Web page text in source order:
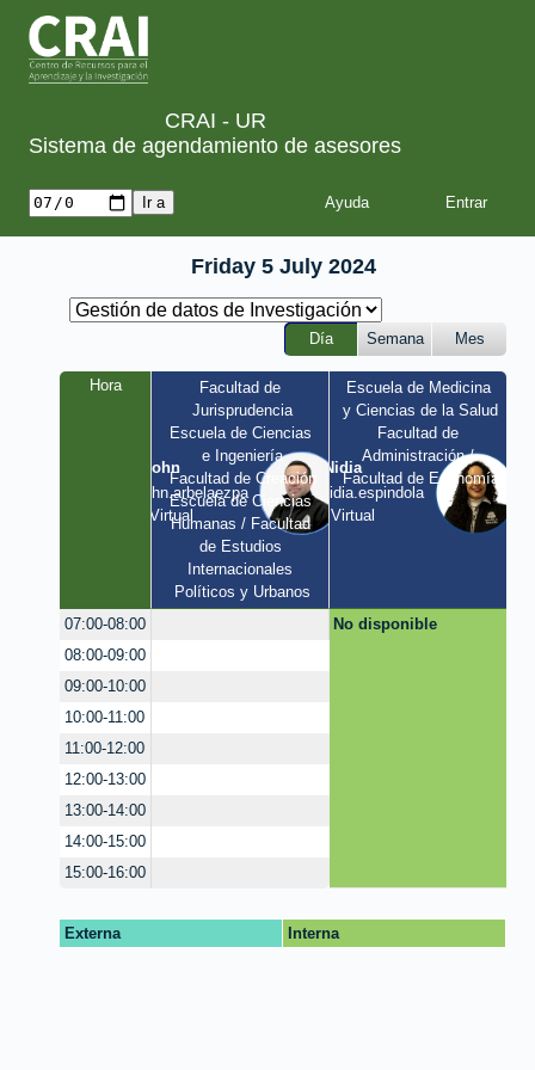
CRAI - UR
Sistema de agendamiento de asesores
Ayuda
Friday 5 July 2024
Día Semana Mes
Hora
John
john.arbelaezpa
/ Virtual
Facultad de
Jurisprudencia
Escuela de Ciencias
e Ingeniería
Facultad de Creación
Escuela de Ciencias
Humanas / Facultad
de Estudios
Internacionales
Políticos y Urbanos
Nidia
nidia.espindola
/ Virtual
Escuela de Medicina
y Ciencias de la Salud
Facultad de
Administración /
Facultad de Economía
07:00-08:00
No disponible
08:00-09:00
09:00-10:00
10:00-11:00
11:00-12:00
12:00-13:00
13:00-14:00
14:00-15:00
15:00-16:00
Externa Interna